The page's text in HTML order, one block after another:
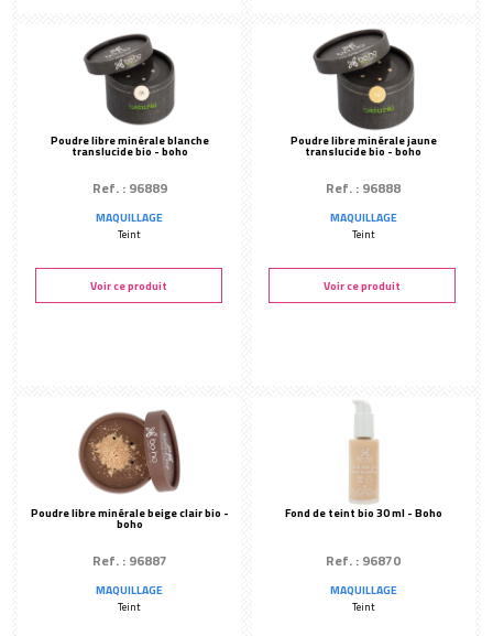
Poudre libre minérale blanche
translucide bio - boho
Ref. : 96889
MAQUILLAGE
Teint
Voir ce produit
Poudre libre minérale jaune
translucide bio - boho
Ref. : 96888
MAQUILLAGE
Teint
Voir ce produit
Poudre libre minérale beige clair bio -
boho
Ref. : 96887
MAQUILLAGE
Teint
Fond de teint bio 30 ml - Boho
Ref. : 96870
MAQUILLAGE
Teint